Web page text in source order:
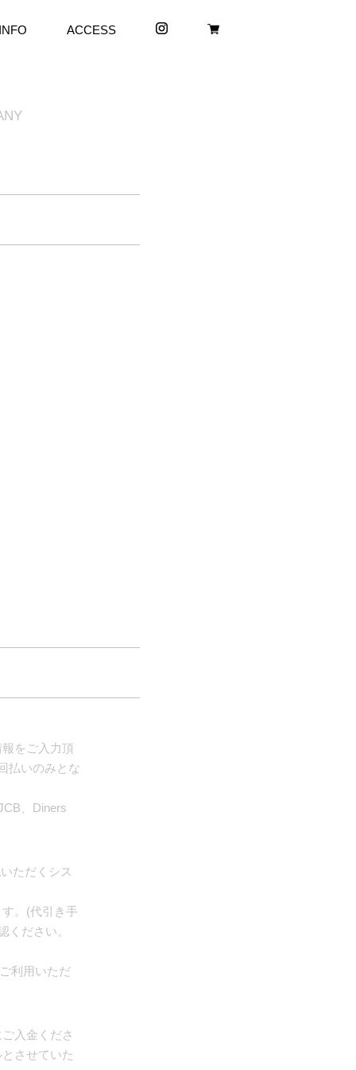
INFO ACCESS
をご入力頂
払いのみとな
、Diners
ただくシス
。(代引き手
ください。
利用いただ
入金くださ
させていた